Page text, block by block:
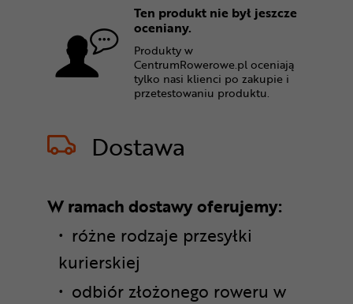
Ten produkt nie był jeszcze
oceniany.
Produkty w
CentrumRowerowe.pl oceniają
tylko nasi klienci po zakupie i
przetestowaniu produktu.
Dostawa
W ramach dostawy oferujemy:
różne rodzaje przesyłki
kurierskiej
odbiór złożonego roweru w